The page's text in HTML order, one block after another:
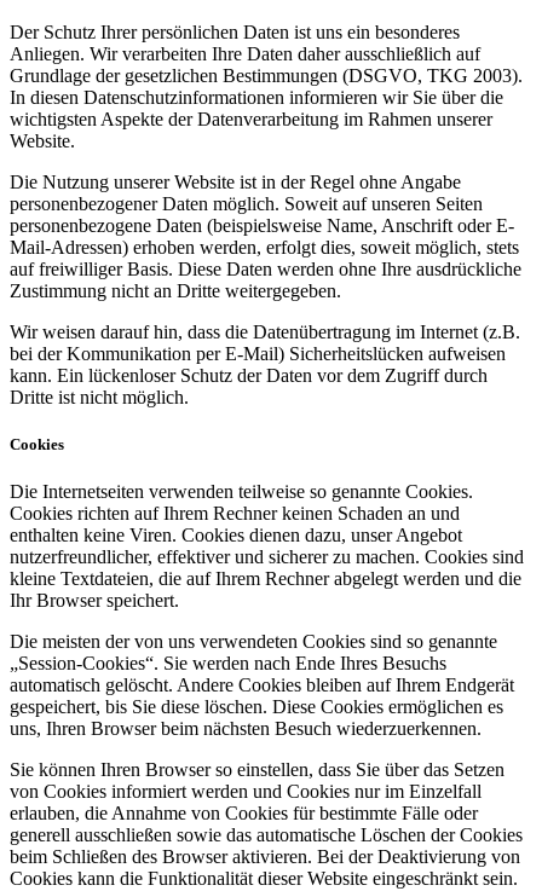
Der Schutz Ihrer persönlichen Daten ist uns ein besonderes
Anliegen. Wir verarbeiten Ihre Daten daher ausschließlich auf
Grundlage der gesetzlichen Bestimmungen (DSGVO, TKG 2003).
In diesen Datenschutzinformationen informieren wir Sie über die
wichtigsten Aspekte der Datenverarbeitung im Rahmen unserer
Website.
Die Nutzung unserer Website ist in der Regel ohne Angabe
personenbezogener Daten möglich. Soweit auf unseren Seiten
personenbezogene Daten (beispielsweise Name, Anschrift oder E-
Mail-Adressen) erhoben werden, erfolgt dies, soweit möglich, stets
auf freiwilliger Basis. Diese Daten werden ohne Ihre ausdrückliche
Zustimmung nicht an Dritte weitergegeben.
Wir weisen darauf hin, dass die Datenübertragung im Internet (z.B.
bei der Kommunikation per E-Mail) Sicherheitslücken aufweisen
kann. Ein lückenloser Schutz der Daten vor dem Zugriff durch
Dritte ist nicht möglich.
Cookies
Die Internetseiten verwenden teilweise so genannte Cookies.
Cookies richten auf Ihrem Rechner keinen Schaden an und
enthalten keine Viren. Cookies dienen dazu, unser Angebot
nutzerfreundlicher, effektiver und sicherer zu machen. Cookies sind
kleine Textdateien, die auf Ihrem Rechner abgelegt werden und die
Ihr Browser speichert.
Die meisten der von uns verwendeten Cookies sind so genannte
„Session-Cookies“. Sie werden nach Ende Ihres Besuchs
automatisch gelöscht. Andere Cookies bleiben auf Ihrem Endgerät
gespeichert, bis Sie diese löschen. Diese Cookies ermöglichen es
uns, Ihren Browser beim nächsten Besuch wiederzuerkennen.
Sie können Ihren Browser so einstellen, dass Sie über das Setzen
von Cookies informiert werden und Cookies nur im Einzelfall
erlauben, die Annahme von Cookies für bestimmte Fälle oder
generell ausschließen sowie das automatische Löschen der Cookies
beim Schließen des Browser aktivieren. Bei der Deaktivierung von
Cookies kann die Funktionalität dieser Website eingeschränkt sein.